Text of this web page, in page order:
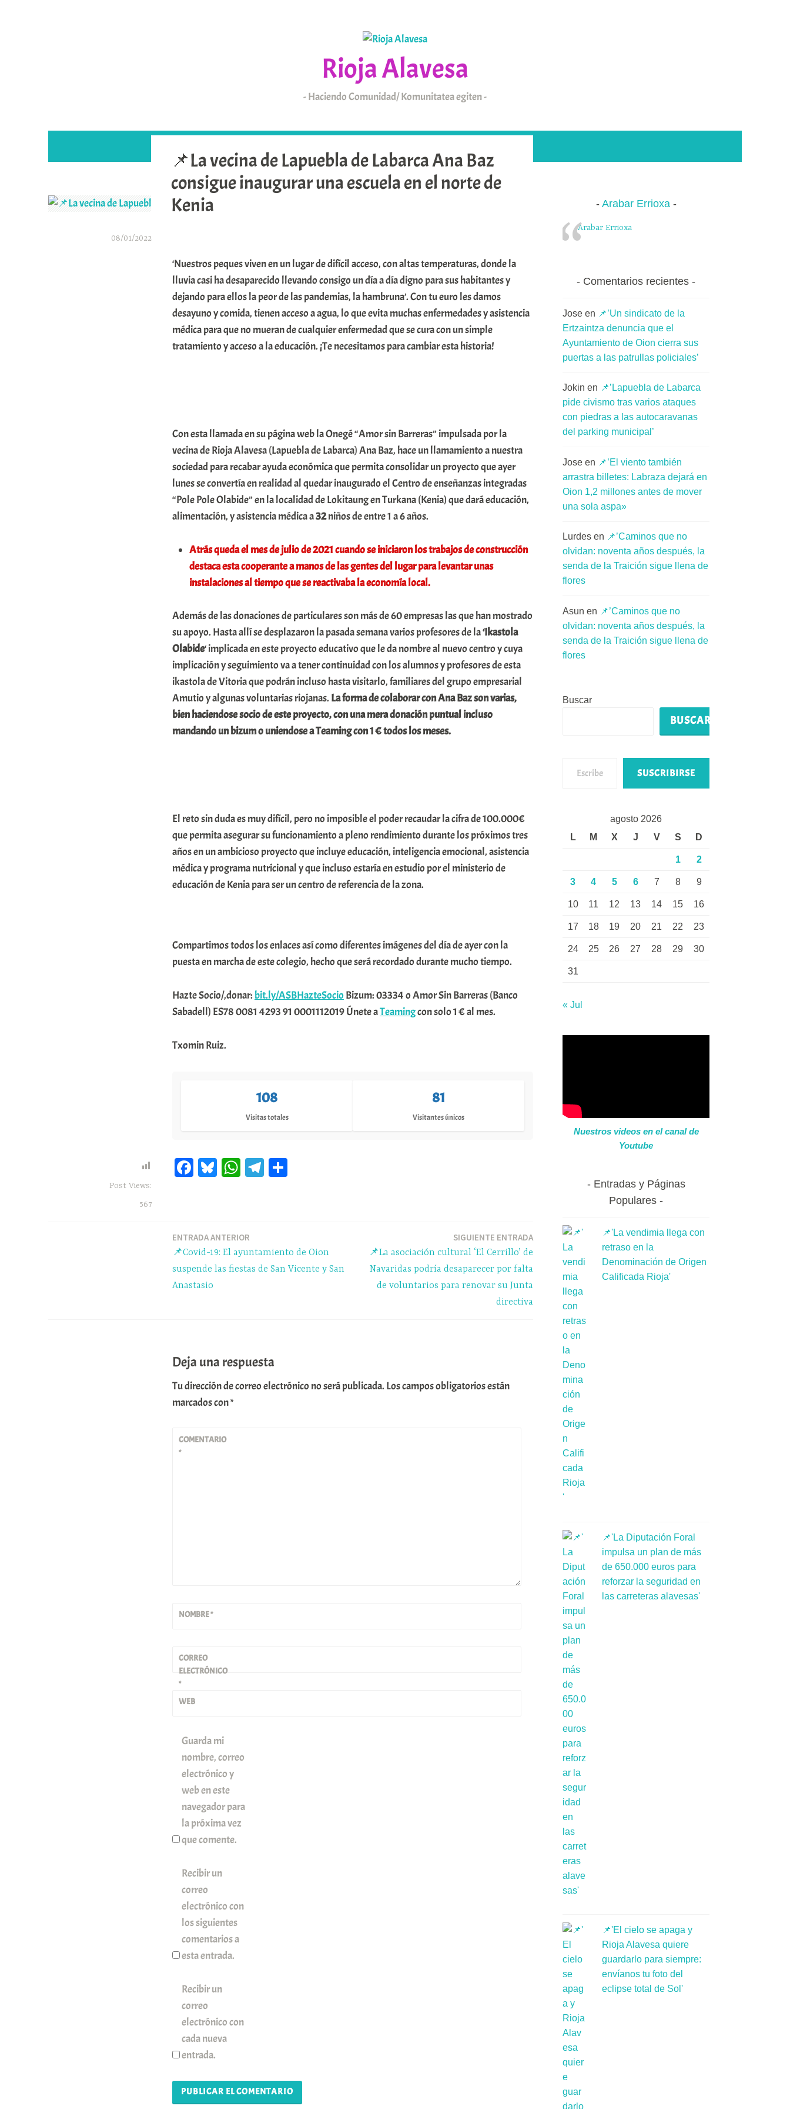
Rioja Alavesa
Haciendo Comunidad/ Komunitatea egiten
📌La vecina de Lapuebla de Labarca Ana Baz
consigue inaugurar una escuela en el norte de
Kenia
08/01/2022
‘Nuestros peques viven en un lugar de difícil acceso, con altas temperaturas, donde la
lluvia casi ha desaparecido llevando consigo un día a día digno para sus habitantes y
dejando para ellos la peor de las pandemias, la hambruna’. Con tu euro les damos
desayuno y comida, tienen acceso a agua, lo que evita muchas enfermedades y asistencia
médica para que no mueran de cualquier enfermedad que se cura con un simple
tratamiento y acceso a la educación. ¡Te necesitamos para cambiar esta historia!
Con esta llamada en su página web la Onegé “Amor sin Barreras” impulsada por la
vecina de Rioja Alavesa (Lapuebla de Labarca) Ana Baz, hace un llamamiento a nuestra
sociedad para recabar ayuda económica que permita consolidar un proyecto que ayer
lunes se convertía en realidad al quedar inaugurado el Centro de enseñanzas integradas
“Pole Pole Olabide” en la localidad de Lokitaung en Turkana (Kenia) que dará educación,
alimentación, y asistencia médica a32niños de entre 1 a 6 años.
Atrás queda el mes de julio de 2021 cuando se iniciaron los trabajos de construcción
destaca esta cooperante a manos de las gentes del lugar para levantar unas
instalaciones al tiempo que se reactivaba la economía local.
Además de las donaciones de particulares son más de 60 empresas las que han mostrado
su apoyo. Hasta allí se desplazaron la pasada semana varios profesores de la‘Ikastola
Olabide‘ implicada en este proyecto educativo que le da nombre al nuevo centro y cuya
implicación y seguimiento va a tener continuidad con los alumnos y profesores de esta
ikastola de Vitoria que podrán incluso hasta visitarlo, familiares del grupo empresarial
Amutio y algunas voluntarias riojanas. La forma de colaborar con Ana Baz son varias,
bien haciendose socio de este proyecto, con una mera donación puntual incluso
mandando un bizum o uniendose a Teaming con 1 € todos los meses.
El reto sin duda es muy difícil, pero no imposible el poder recaudar la cifra de ‪100.000‬€
que permita asegurar su funcionamiento a pleno rendimiento durante los próximos tres
años en un ambicioso proyecto que incluye educación, inteligencia emocional, asistencia
médica y programa nutricional y que incluso estaría en estudio por el ministerio de
educación de Kenia para ser un centro de referencia de la zona.
Compartimos todos los enlaces así como diferentes imágenes del día de ayer con la
puesta en marcha de este colegio, hecho que será recordado durante mucho tiempo.
Hazte Socio/,donar: bit.ly/ASBHazteSocioBizum: 03334 o Amor Sin Barreras (Banco
Sabadell) ES78 0081 4293 91 0001112019 Únete aTeamingcon solo 1 € al mes.
Txomin Ruiz.
108
Visitas totales
81
Visitantes únicos
Post Views:
567
Fa Bl W
pp
Te
m rti
r
ENTRADA ANTERIOR
📌Covid-19: El ayuntamiento de Oion
suspende las fiestas de San Vicente y San
Anastasio
SIGUIENTE ENTRADA
📌La asociación cultural ‘El Cerrillo’ de
Navaridas podría desaparecer por falta
de voluntarios para renovar su Junta
directiva
Deja una respuesta
Tu dirección de correo electrónico no será publicada. Los campos obligatorios están
marcados con*
COMENTARIO
*
NOMBRE*
CORREO
ELECTRÓNICO
*
WEB
Guarda mi
nombre, correo
electrónico y
web en este
navegador para
la próxima vez
que comente.
Recibir un
correo
electrónico con
los siguientes
comentarios a
esta entrada.
Recibir un
correo
electrónico con
cada nueva
entrada.
Arabar Errioxa
Arabar Errioxa
Comentarios recientes
Jose en 📌’Un sindicato de la
Ertzaintza denuncia que el
Ayuntamiento de Oion cierra sus
puertas a las patrullas policiales’
Jokin en 📌’Lapuebla de Labarca
pide civismo tras varios ataques
con piedras a las autocaravanas
del parking municipal’
Jose en 📌’El viento también
arrastra billetes: Labraza dejará en
Oion 1,2 millones antes de mover
una sola aspa»
Lurdes en 📌’Caminos que no
olvidan: noventa años después, la
senda de la Traición sigue llena de
flores
Asun en 📌’Caminos que no
olvidan: noventa años después, la
senda de la Traición sigue llena de
flores
Buscar
BUSCAR
SUSCRIBIRSE
agosto 2026
L
M X J V S D
1 2
3 4 5 6 7 8 9
10 11 12 13 14 15 16
17 18 19 20 21 22 23
24 25 26 27 28 29 30
31
« Jul
Nuestros videos en el canal de
Youtube
Entradas y Páginas
Populares
📌'La vendimia llega con
retraso en la
Denominación de Origen
Calificada Rioja'
📌'La Diputación Foral
impulsa un plan de más
de 650.000 euros para
reforzar la seguridad en
las carreteras alavesas'
📌'El cielo se apaga y
Rioja Alavesa quiere
guardarlo para siempre:
envíanos tu foto del
eclipse total de Sol'